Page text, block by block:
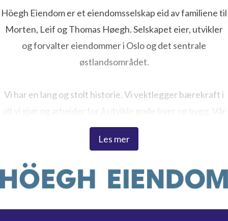
Les mer
Höegh Eiendom er et eiendomsselskap eid av familiene til
Morten, Leif og Thomas Høegh. Selskapet eier, utvikler
og forvalter eiendommer i Oslo og det sentrale
østlandsområdet.
Vi har en lang og stolt historie. Vi vektlegger bærekraft i
alt vi gjør og arbeider for å utvikle gode byer og bygg. Vår
ambisjon er å skape levende steder som begeistrer – både
for dagens og fremtidige generasjoner. Dette er visjonen